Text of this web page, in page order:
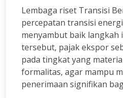
Lembaga riset Transisi
percepatan transisi
menyambut baik langkah
tersebut, pajak ekspor
pada tingkat yang
formalitas, agar mampu
penerimaan signifikan